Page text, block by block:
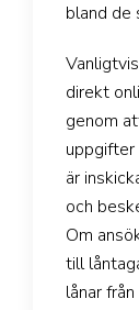
bland de
direkt
genom
uppgifter
är
och
Om
till
lånar